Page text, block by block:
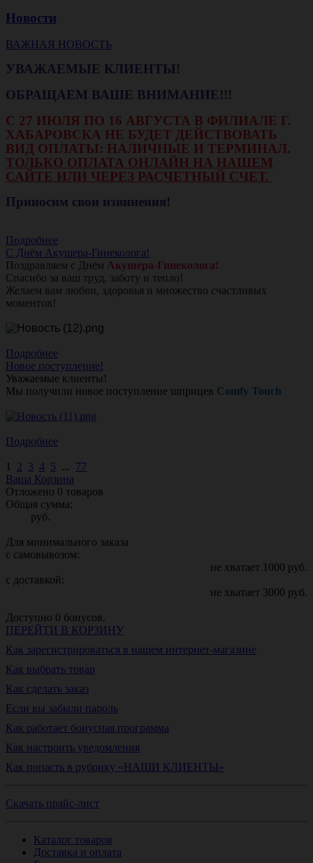
Новости
ВАЖНАЯ НОВОСТЬ
УВАЖАЕМЫЕ КЛИЕНТЫ!
ОБРАЩАЕМ ВАШЕ ВНИМАНИЕ!!!
С 27 ИЮЛЯ ПО 16 АВГУСТА В ФИЛИАЛЕ Г.
ХАБАРОВСКА НЕ БУДЕТ ДЕЙСТВОВАТЬ
ВИД ОПЛАТЫ: НАЛИЧНЫЕ И ТЕРМИНАЛ.
ТОЛЬКО ОПЛАТА ОНЛАЙН НА НАШЕМ
САЙТЕ ИЛИ ЧЕРЕЗ РАСЧЕТНЫЙ СЧЕТ.
Приносим свои извинения!
Подробнее
С Днём Акушера-Гинеколога!
Поздравляем с Днём Акушера-Гинеколога!
Спасибо за ваш труд, заботу и тепло!
Желаем вам любви, здоровья и множество счастливых
моментов!
Подробнее
Новое поступление!
Уважаемые клиенты!
Мы получили новое поступление шприцев Comfy Touch
Подробнее
1 2 3 4 5 ... 77
Ваша Корзина
Отложено 0 товаров
Общая сумма:
руб.
Для минимального заказа
с самовывозом:
не хватает 1000 руб.
с доставкой:
не хватает 3000 руб.
Доступно 0 бонусов.
ПЕРЕЙТИ В КОРЗИНУ
Как зарегистрироваться в нашем интернет-магазине
Как выбрать товар
Как сделать заказ
Если вы забыли пароль
Как работает бонусная программа
Как настроить уведомления
Как попасть в рубрику «НАШИ КЛИЕНТЫ»
Скачать прайс-лист
Каталог товаров
Доставка и оплата